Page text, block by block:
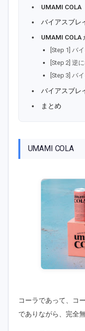
UMAMI COLA
バイアスブレ
UMAMI
[Step 1] バ
[Step 2] 逆
[Step 3] バ
バイアスブレ
まとめ
UMAMI COLA
コーラであって、コ
でありながら、完全無